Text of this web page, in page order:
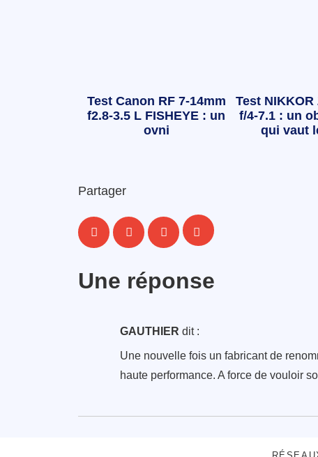
Test Canon RF 7-14mm
f2.8-3.5 L FISHEYE : un
ovni
Test NIKKOR
f/4-7.1 : un
qui vaut
Partager
Une réponse
GAUTHIER dit :
Une nouvelle fois un fabricant de
haute performance. A force de vouloir